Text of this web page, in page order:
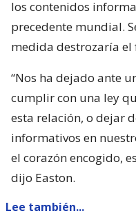
los contenidos
precedente mundial.
medida destrozaría
“Nos ha dejado ante
cumplir con una ley
esta relación, o dejar
informativos en
el corazón encogido,
dijo Easton.
Lee también...